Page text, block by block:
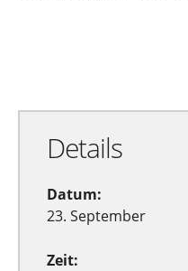
Details
Datum:
23. September
Zeit: